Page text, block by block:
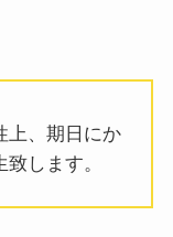
上、期日にか
します。